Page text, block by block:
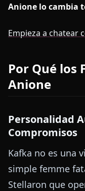
Anione lo cambia
Empieza a chatear
Por Qué los
Anione
Personalidad
Compromisos
Kafka no es una
simple femme
Stellaron que